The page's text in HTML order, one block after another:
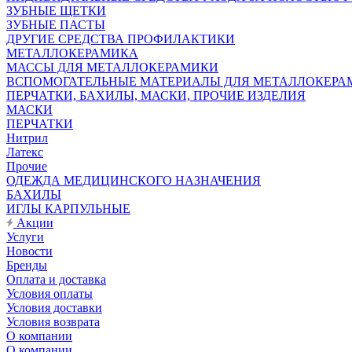
ЗУБНЫЕ ЩЕТКИ
ЗУБНЫЕ ПАСТЫ
ДРУГИЕ СРЕДСТВА ПРОФИЛАКТИКИ
МЕТАЛЛОКЕРАМИКА
МАССЫ ДЛЯ МЕТАЛЛОКЕРАМИКИ
ВСПОМОГАТЕЛЬНЫЕ МАТЕРИАЛЫ ДЛЯ
ПЕРЧАТКИ, БАХИЛЫ, МАСКИ, ПРОЧИЕ ИЗДЕЛИЯ
МАСКИ
ПЕРЧАТКИ
Нитрил
Латекс
Прочие
ОДЕЖДА МЕДИЦИНСКОГО НАЗНАЧЕНИЯ
БАХИЛЫ
ИГЛЫ КАРПУЛЬНЫЕ
Акции
Услуги
Новости
Бренды
Оплата и доставка
Условия оплаты
Условия доставки
Условия возврата
О компании